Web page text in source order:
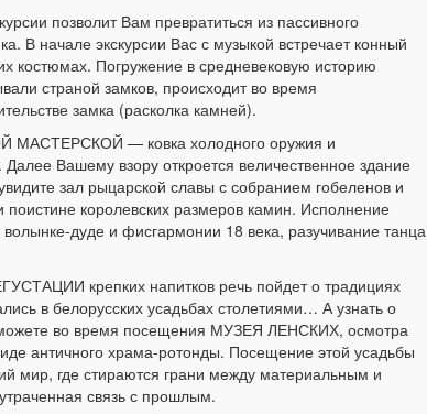
позволит Вам превратиться из пассивного
В начале экскурсии Вас с музыкой встречает конный
костюмах. Погружение в средневековую историю
страной замков, происходит во время
замка (расколка камней).
— ковка холодного оружия и
Вашему взору откроется величественное здание
зал рыцарской славы с собранием гобеленов и
поистине королевских размеров камин. Исполнение
дуде и фисгармонии 18 века, разучивание танца
крепких напитков речь пойдет о традициях
в белорусских усадьбах столетиями… А узнать о
во время посещения МУЗЕЯ ЛЕНСКИХ, осмотра
античного храма-ротонды. Посещение этой усадьбы
мир, где стираются грани между материальным и
связь с прошлым.